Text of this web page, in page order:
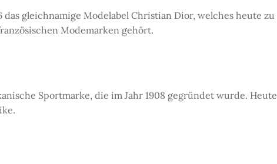
das gleichnamige Modelabel Christian Dior, welches heute zu
Modemarken gehört.
Sportmarke, die im Jahr 1908 gegründet wurde. Heute